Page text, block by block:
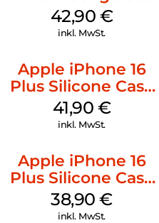
Luna Grey
42,90 €
inkl. MwSt.
Apple iPhone 16
Plus Silicone Case
MagSafe Stone
Gray
41,90 €
inkl. MwSt.
Apple iPhone 16
Plus Silicone Case
MagSafe Denim
38,90€
inkl. MwSt.